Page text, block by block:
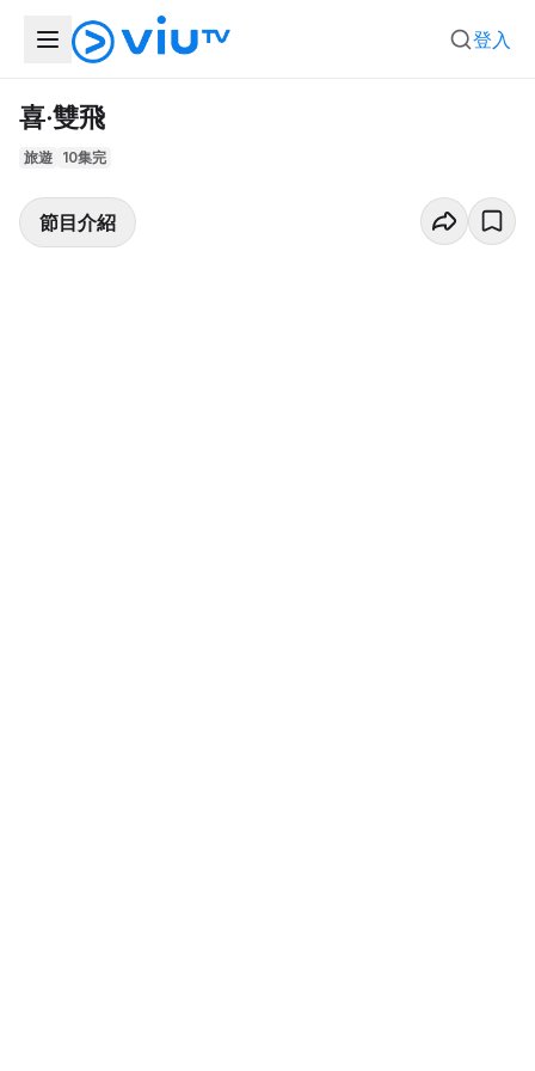
登入
喜‧雙飛
旅遊 10集完
節目介紹